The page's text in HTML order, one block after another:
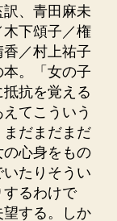
、青田麻未
木下頌子／権
／村上祐子
。「女の子
抗を覚える
てこういう
だまだまだ
の心身をもの
たりそうい
するわけで
望する。しか